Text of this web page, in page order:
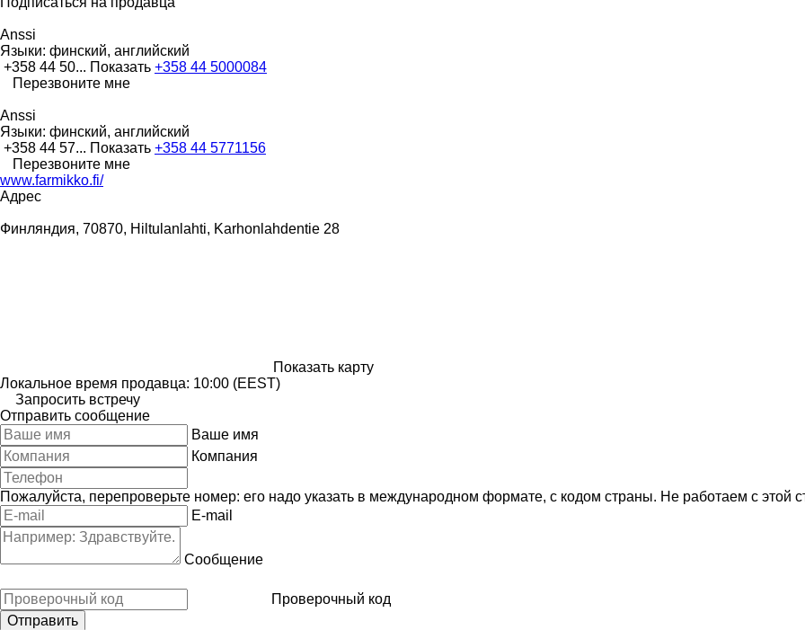
Anssi
Языки: финский, английский
+358 44 50... Показать +358 44 5000084
Перезвоните мне
Anssi
Языки: финский, английский
+358 44 57... Показать +358 44 5771156
Перезвоните мне
www.farmikko.fi/
Адрес
Финляндия, 70870, Hiltulanlahti, Karhonlahdentie 28
Показать карту
Локальное время продавца: 10:00 (EEST)
Запросить встречу
Отправить сообщение
Ваше имя
Компания
Пожалуйста, перепроверьте номер: его надо указать в международном формате, с кодом страны. Не работаем с этой
E-mail
Сообщение
Проверочный код